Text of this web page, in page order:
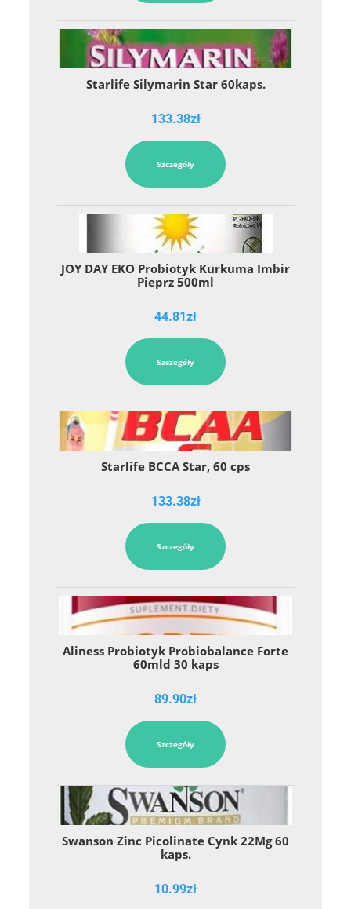
Starlife Silymarin Star 60kaps.
133.38zł
Szczegóły
JOY DAY EKO Probiotyk Kurkuma Imbir
Pieprz 500ml
44.81zł
Szczegóły
Starlife BCCA Star, 60 cps
133.38zł
Szczegóły
Aliness Probiotyk Probiobalance Forte
60mld 30 kaps
89.90zł
Szczegóły
Swanson Zinc Picolinate Cynk 22Mg 60
kaps.
10.99zł